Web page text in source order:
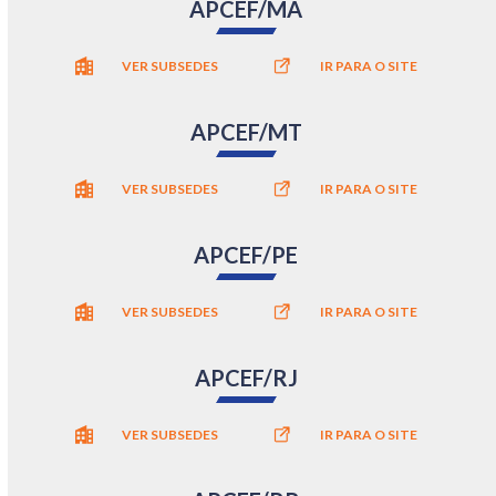
APCEF/MA
VER SUBSEDES IR PARA O SITE
APCEF/MT
VER SUBSEDES IR PARA O SITE
APCEF/PE
VER SUBSEDES IR PARA O SITE
APCEF/RJ
VER SUBSEDES IR PARA O SITE